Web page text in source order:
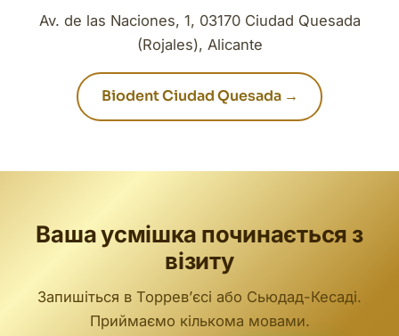
Av. de las Naciones, 1, 03170 Ciudad Quesada
(Rojales), Alicante
Biodent Ciudad Quesada →
Ваша усмішка починається з
візиту
Запишіться в Торревʼєсі або Сьюдад-Кесаді.
Приймаємо кількома мовами.